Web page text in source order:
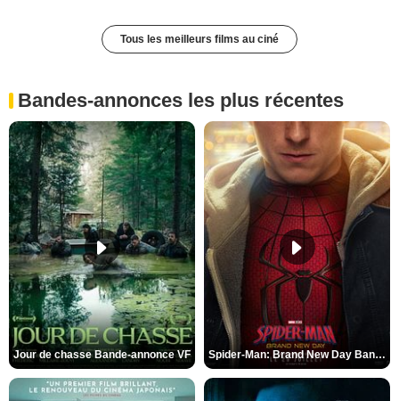
Tous les meilleurs films au ciné
Bandes-annonces les plus récentes
Jour de chasse Bande-annonce VF Spider-Man: Brand New Day Bande-annonce (3) VO STFR